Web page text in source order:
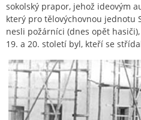
sokolský prapor, jehož ideovým
který pro tělovýchovnou jednotu
nesli požárníci (dnes opět
19. a 20. století byl, kteří se